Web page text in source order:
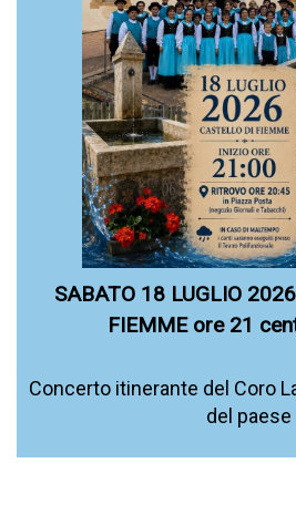
SABATO 18 LUGLIO
FIEMME ore 21
Concerto itinerante del Coro
del paese